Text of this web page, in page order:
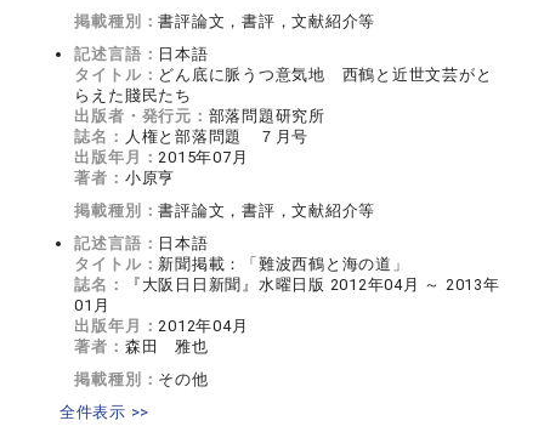
掲載種別：書評論文，書評，文献紹介等
記述言語： 日本語
タイトル： どん底に脈うつ意気地 西鶴と近世文芸がと
らえた賤民たち
出版者・発行元： 部落問題研究所
誌名： 人権と部落問題 ７月号
出版年月：2015年07月
著者： 小原亨
掲載種別：書評論文，書評，文献紹介等
記述言語： 日本語
タイトル： 新聞掲載：「難波西鶴と海の道」
誌名：
『大阪日日新聞』水曜日版 2012年04月 ～ 2013年
01月
出版年月：2012年04月
著者： 森田 雅也
掲載種別： その他
全件表示 >>